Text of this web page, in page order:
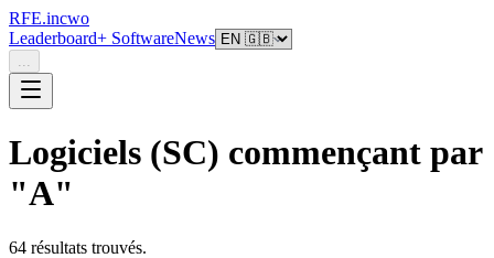
RFE.incwo
Leaderboard+ SoftwareNews
...
Logiciels (SC) commençant par
"A"
64 résultats trouvés.